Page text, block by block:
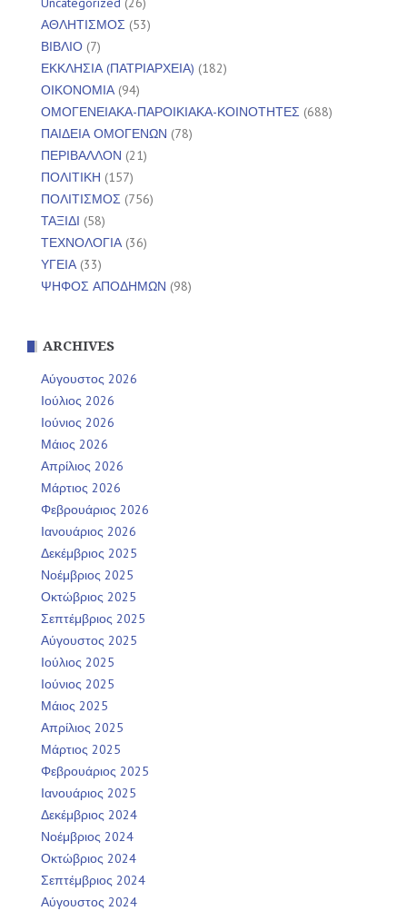
ΑΘΛΗΤΙΣΜΟΣ (53)
ΒΙΒΛΙΟ (7)
ΕΚΚΛΗΣΙΑ (ΠΑΤΡΙΑΡΧΕΙΑ) (182)
ΟΙΚΟΝΟΜΙΑ(94)
ΟΜΟΓΕΝΕΙΑΚΑ-ΠΑΡΟΙΚΙΑΚΑ-ΚΟΙΝΟΤΗΤΕΣ (688)
ΠΑΙΔΕΙΑ ΟΜΟΓΕΝΩΝ (78)
ΠΕΡΙΒΑΛΛΟΝ (21)
ΠΟΛΙΤΙΚΗ (157)
ΠΟΛΙΤΙΣΜΟΣ (756)
ΤΑΞΙΔΙ (58)
ΤΕΧΝΟΛΟΓΙΑ(36)
ΥΓΕΙΑ(33)
ΨΗΦΟΣ ΑΠΟΔΗΜΩΝ (98)
ARCHIVES
Αύγουστος 2026
Ιούλιος 2026
Ιούνιος 2026
Μάιος 2026
Απρίλιος 2026
Μάρτιος 2026
Φεβρουάριος 2026
Ιανουάριος 2026
Δεκέμβριος 2025
Νοέμβριος 2025
Οκτώβριος 2025
Σεπτέμβριος 2025
Αύγουστος 2025
Ιούλιος 2025
Ιούνιος 2025
Μάιος 2025
Απρίλιος 2025
Μάρτιος 2025
Φεβρουάριος 2025
Ιανουάριος 2025
Δεκέμβριος 2024
Νοέμβριος 2024
Οκτώβριος 2024
Σεπτέμβριος 2024
Αύγουστος 2024